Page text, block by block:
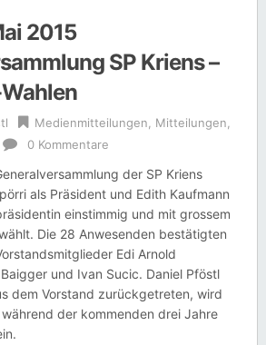
2015
SP Kriens –
Medienmitteilungen Mitteilungen
0 Kommentare
der SP Kriens
als Präsident und Edith Kaufmann
einstimmig und mit grossem
Die 28 Anwesenden bestätigten
Edi Arnold
und Ivan Sucic. Daniel Pföstl
dem Vorstand zurückgetreten, wird
der kommenden drei Jahre